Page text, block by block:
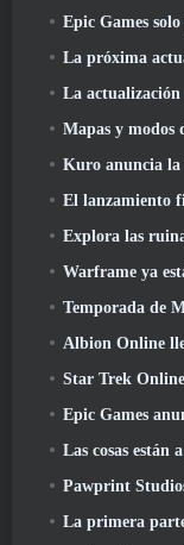
Epic Games solo
La próxima actualización de
La actualización Luna VI de Genshin
Mapas y modos
Kuro anuncia la
El lanzamiento final
Explora las ruinas en
Warframe ya está disponible
Temporada de
Albion Online
Star Trek Online lanza un
Epic Games anuncia despidos
Las cosas están a punto de
Pawprint Studios anuncia que
La primera parte de la